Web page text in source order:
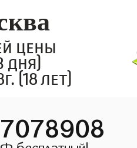
цены
дня)
(18 лет)